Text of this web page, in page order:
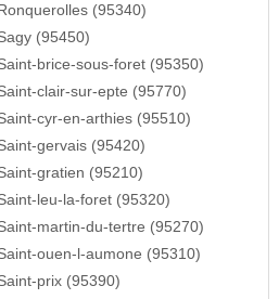
(95340)
(95450)
brice-sous-foret (95350)
clair-sur-epte (95770)
cyr-en-arthies (95510)
gervais (95420)
gratien (95210)
leu-la-foret (95320)
martin-du-tertre (95270)
ouen-l-aumone (95310)
prix (95390)